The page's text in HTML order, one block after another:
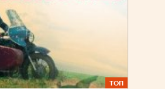
ТОП